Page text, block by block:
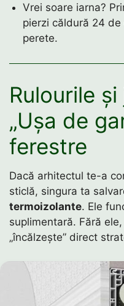
Vrei soare iarna?
pierzi căldură 24
perete.
Rulourile
„Ușa de
ferestre
Dacă arhitectul te-a
sticlă, singura ta
termoizolante. Ele
suplimentară. Fără
„încălzește” direct